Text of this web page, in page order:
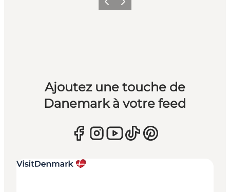
PrécédentSuivant
Ajoutez une touche de
Danemark à votre feed